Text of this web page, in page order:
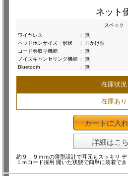
ネット
スペック
ワイヤレス
:
無
ヘッドホンサイズ・形状
:
耳かけ型
コード巻取り機能
:
無
ノイズキャンセリング機能 :
無
Bluetooth
: 無
在庫状況
在庫あり
カートに入
詳細はこ
約９．９ｍｍの薄型設計で耳元もスッキリ
１ｍコード採用 開いた状態で簡単に装着で